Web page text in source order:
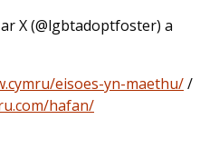
X (@lgbtadoptfoster) a
eisoes-yn-maethu//
hafan/